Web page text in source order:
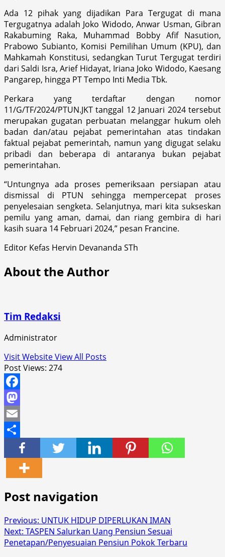
Ada 12 pihak yang dijadikan Para Tergugat di mana
Tergugatnya adalah Joko Widodo, Anwar Usman, Gibran
Rakabuming Raka, Muhammad Bobby Afif Nasution,
Prabowo Subianto, Komisi Pemilihan Umum (KPU), dan
Mahkamah Konstitusi, sedangkan Turut Tergugat terdiri
dari Saldi Isra, Arief Hidayat, Iriana Joko Widodo, Kaesang
Pangarep, hingga PT Tempo Inti Media Tbk.
Perkara yang terdaftar dengan nomor
11/G/TF/2024/PTUN.JKT tanggal 12 Januari 2024 tersebut
merupakan gugatan perbuatan melanggar hukum oleh
badan dan/atau pejabat pemerintahan atas tindakan
faktual pejabat pemerintah, namun yang digugat selaku
pribadi dan beberapa di antaranya bukan pejabat
pemerintahan.
“Untungnya ada proses pemeriksaan persiapan atau
dismissal di PTUN sehingga mempercepat proses
penyelesaian sengketa. Selanjutnya, mari kita sukseskan
pemilu yang aman, damai, dan riang gembira di hari
kasih suara 14 Februari 2024,” pesan Francine.
Editor Kefas Hervin Devananda STh
About the Author
Tim Redaksi
Administrator
Visit WebsiteView All Posts
Post Views: 274
Facebook
Mastodon
Email
Share
Post navigation
Previous: UNTUK HIDUP DIPERLUKAN IMAN
Next: TASPEN Salurkan Uang Pensiun Sesuai
Penetapan/Penyesuaian Pensiun Pokok Terbaru